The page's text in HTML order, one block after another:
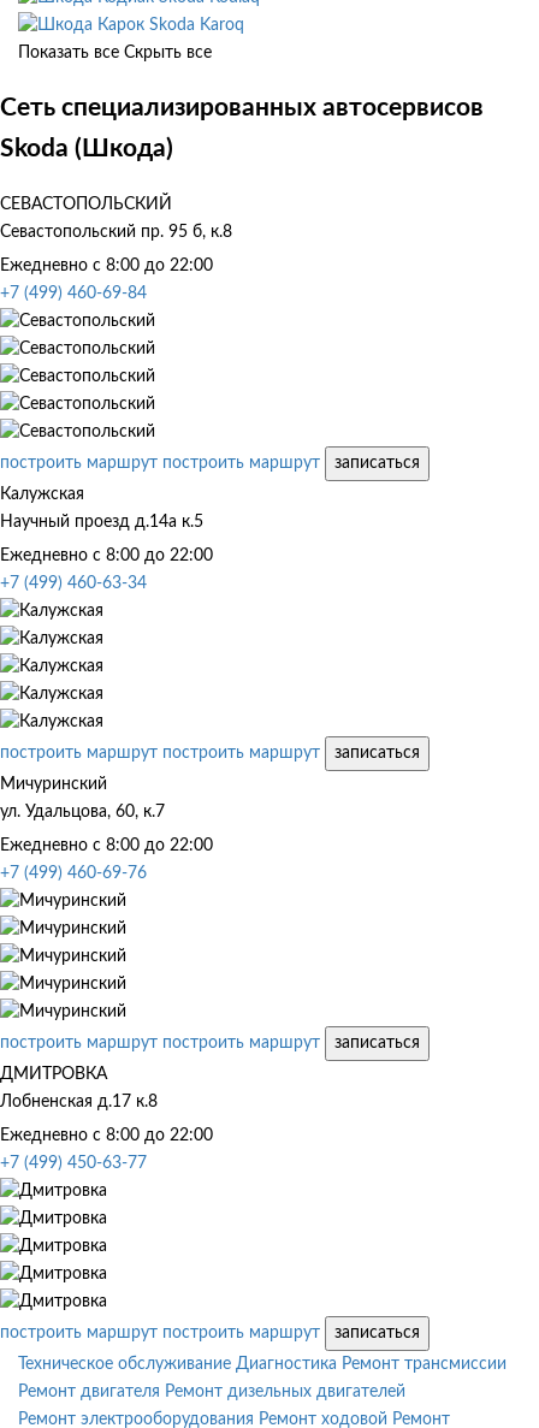
Skoda Karoq
Показать все Скрыть все
Сеть специализированных автосервисов
Skoda (Шкода)
СЕВАСТОПОЛЬСКИЙ
Севастопольский пр. 95 б, к.8
Ежедневно с 8:00 до 22:00
+7 (499) 460-69-84
построить маршрут построить маршрут
записаться
Калужская
Научный проезд д.14а к.5
Ежедневно с 8:00 до 22:00
+7 (499) 460-63-34
построить маршрут построить маршрут
записаться
Мичуринский
ул. Удальцова, 60, к.7
Ежедневно с 8:00 до 22:00
+7 (499) 460-69-76
построить маршрут построить маршрут
записаться
ДМИТРОВКА
Лобненская д.17 к.8
Ежедневно с 8:00 до 22:00
+7 (499) 450-63-77
построить маршрут построить маршрут
записаться
Техническое обслуживание Диагностика Ремонт трансмиссии
Ремонт двигателя Ремонт дизельных двигателей
Ремонт электрооборудования Ремонт ходовой Ремонт